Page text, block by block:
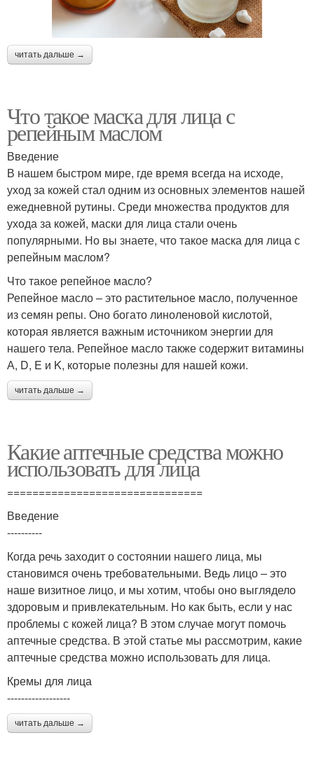
читать дальше →
Что такое маска для лица с
репейным маслом
Введение
В нашем быстром мире, где время всегда на исходе,
уход за кожей стал одним из основных элементов нашей
ежедневной рутины. Среди множества продуктов для
ухода за кожей, маски для лица стали очень
популярными. Но вы знаете, что такое маска для лица с
репейным маслом?
Что такое репейное масло?
Репейное масло – это растительное масло, полученное
из семян репы. Оно богато линоленовой кислотой,
которая является важным источником энергии для
нашего тела. Репейное масло также содержит витамины
А, D, E и K, которые полезны для нашей кожи.
читать дальше →
Какие аптечные средства можно
использовать для лица
===============================
Введение
----------
Когда речь заходит о состоянии нашего лица, мы
становимся очень требовательными. Ведь лицо – это
наше визитное лицо, и мы хотим, чтобы оно выглядело
здоровым и привлекательным. Но как быть, если у нас
проблемы с кожей лица? В этом случае могут помочь
аптечные средства. В этой статье мы рассмотрим, какие
аптечные средства можно использовать для лица.
Кремы для лица
------------------
читать дальше →